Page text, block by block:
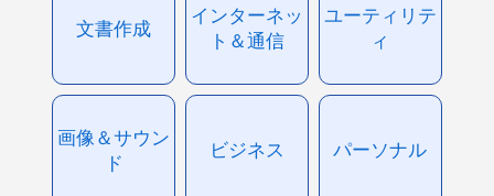
文書作成
インターネッ
ト＆通信
ユーティリテ
ィ
画像＆サウン
ド
ビジネス パーソナル